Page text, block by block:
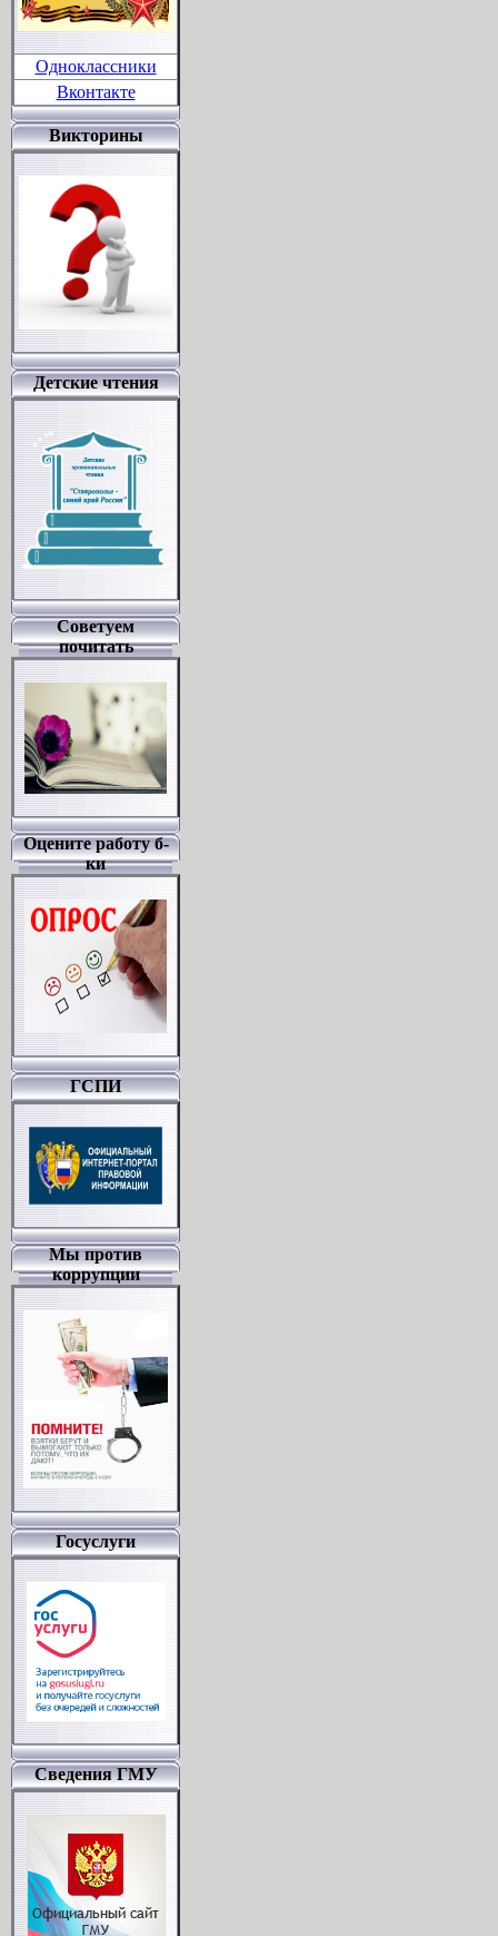
Одноклассники
Вконтакте
Викторины
Детские чтения
Советуем
почитать
Оцените работу б-
ки
ГСПИ
Мы против
коррупции
Госуслуги
Сведения ГМУ